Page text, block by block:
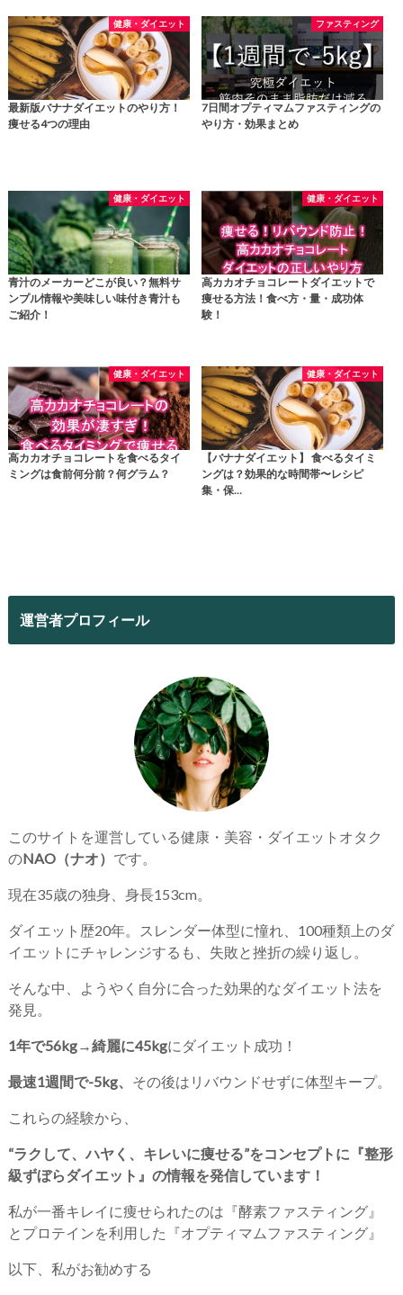
健康・ダイエット
最新版バナナダイエットのやり方！
痩せる4つの理由
ファスティング
7日間オプティマムファスティングの
やり方・効果まとめ
健康・ダイエット
青汁のメーカーどこが良い？無料サ
ンプル情報や美味しい味付き青汁も
ご紹介！
健康・ダイエット
高カカオチョコレートダイエットで
痩せる方法！食べ方・量・成功体
験！
健康・ダイエット
高カカオチョコレートを食べるタイ
ミングは食前何分前？何グラム？
健康・ダイエット
【バナナダイエット】 食べるタイミ
ングは？効果的な時間帯〜レシピ
集・保…
運営者プロフィール
このサイトを運営している健康・美容・ダイエットオタク
のNAO（ナオ） です。
現在35歳の独身、身長153cm。
ダイエット歴20年。スレンダー体型に憧れ、100種類上のダ
イエットにチャレンジするも、失敗と挫折の繰り返し。
そんな中、ようやく自分に合った効果的なダイエット法を
発見。
1年で56kg→綺麗に45kgにダイエット成功！
最速1週間で-5kg、 その後はリバウンドせずに体型キープ。
これらの経験から、
“ラクして、ハヤく、キレいに痩せる”をコンセプトに『整形
級ずぼらダイエット』の情報を発信しています！
私が一番キレイに痩せられたのは『酵素ファスティング』
とプロテインを利用した『オプティマムファスティング』
以下、私がお勧めする